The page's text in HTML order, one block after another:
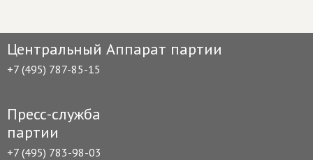
Центральный Аппарат партии
+7 (495) 787-85-15
Пресс-служба
партии
+7 (495) 783-98-03